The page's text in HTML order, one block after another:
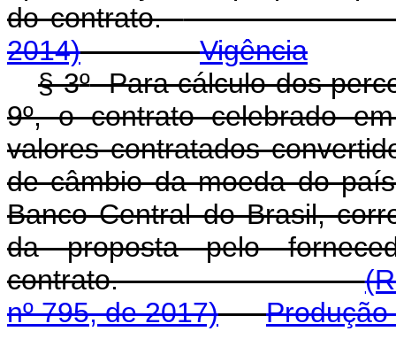
do contrato.
2014)
Vigência
§ 3ºPara cálculo dos
9º, o contrato celebrado
valores contratados
de câmbio da moeda do
Banco Central do Brasil,
da proposta pelo
contrato.
nº 795, de 2017)